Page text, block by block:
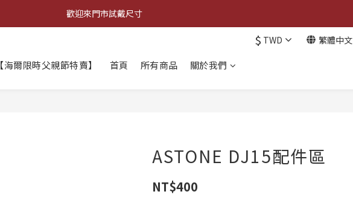
登錄會員 全店消費滿$𝟗𝟗𝟗，超商宅配取貨享免運優惠
歡迎來門市試戴尺寸
登錄會員 全店消費滿$𝟗𝟗𝟗，超商宅配取貨享免運優惠
$ TWD 繁體中文
【海爾限時父親節特賣】 首頁 所有商品 關於我們
ASTONE DJ15配件區
NT$400